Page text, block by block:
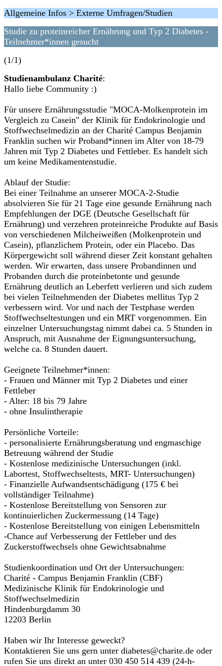
Allgemeine Infos > Externe Umfragen/Studien
Studie zu proteinreicher Ernährung und Typ 2 Diabetes -
Teilnehmer*innen gesucht
(1/1)
Studienambulanz Charité:
Hallo liebe Community :)
Für unsere Ernährungsstudie "MOCA-Molkenprotein im
Vergleich zu Casein" der Klinik für Endokrinologie und
Stoffwechselmedizin an der Charité Campus Benjamin
Franklin suchen wir Proband*innen im Alter von 18-79
Jahren mit Typ 2 Diabetes und Fettleber. Es handelt sich
um keine Medikamentenstudie.
Ablauf der Studie:
Bei einer Teilnahme an unserer MOCA-2-Studie
absolvieren Sie für 21 Tage eine gesunde Ernährung nach
Empfehlungen der DGE (Deutsche Gesellschaft für
Ernährung) und verzehren proteinreiche Produkte auf Basis
von verschiedenen Milcheiweißen (Molkenprotein und
Casein), pflanzlichem Protein, oder ein Placebo. Das
Körpergewicht soll während dieser Zeit konstant gehalten
werden. Wir erwarten, dass unsere Probandinnen und
Probanden durch die proteinbetonte und gesunde
Ernährung deutlich an Leberfett verlieren und sich zudem
bei vielen Teilnehmenden der Diabetes mellitus Typ 2
verbessern wird. Vor und nach der Testphase werden
Stoffwechseltestungen und ein MRT vorgenommen. Ein
einzelner Untersuchungstag nimmt dabei ca. 5 Stunden in
Anspruch, mit Ausnahme der Eignungsuntersuchung,
welche ca. 8 Stunden dauert.
Geeignete Teilnehmer*innen:
- Frauen und Männer mit Typ 2 Diabetes und einer
Fettleber
- Alter: 18 bis 79 Jahre
- ohne Insulintherapie
Persönliche Vorteile:
- personalisierte Ernährungsberatung und engmaschige
Betreuung während der Studie
- Kostenlose medizinische Untersuchungen (inkl.
Labortest, Stoffwechseltests, MRT- Untersuchungen)
- Finanzielle Aufwandsentschädigung (175 € bei
vollständiger Teilnahme)
- Kostenlose Bereitstellung von Sensoren zur
kontinuierlichen Zuckermessung (14 Tage)
- Kostenlose Bereitstellung von einigen Lebensmitteln
-Chance auf Verbesserung der Fettleber und des
Zuckerstoffwechsels ohne Gewichtsabnahme
Studienkoordination und Ort der Untersuchungen:
Charité - Campus Benjamin Franklin (CBF)
Medizinische Klinik für Endokrinologie und
Stoffwechselmedizin
Hindenburgdamm 30
12203 Berlin
Haben wir Ihr Interesse geweckt?
Kontaktieren Sie uns gern unter diabetes@charite.de oder
rufen Sie uns direkt an unter 030 450 514 439 (24-h-